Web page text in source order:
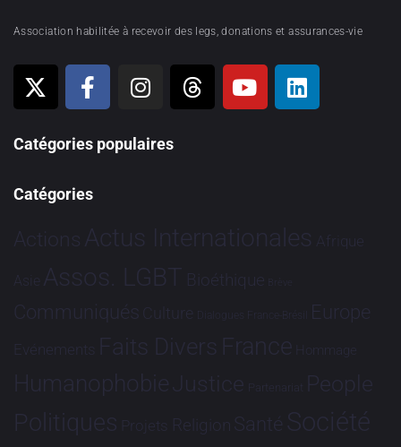
Association habilitée à recevoir des legs, donations et assurances-vie
Catégories populaires
Catégories
Actions Actus Internationales Afrique
Asie Assos. LGBT Bioéthique Brève
Communiqués Culture Dialogues France-Brésil Europe
Evénements Faits Divers France Hommage
HumanophobieJustice Partenariat People
Politiques Projets Religion Santé Société